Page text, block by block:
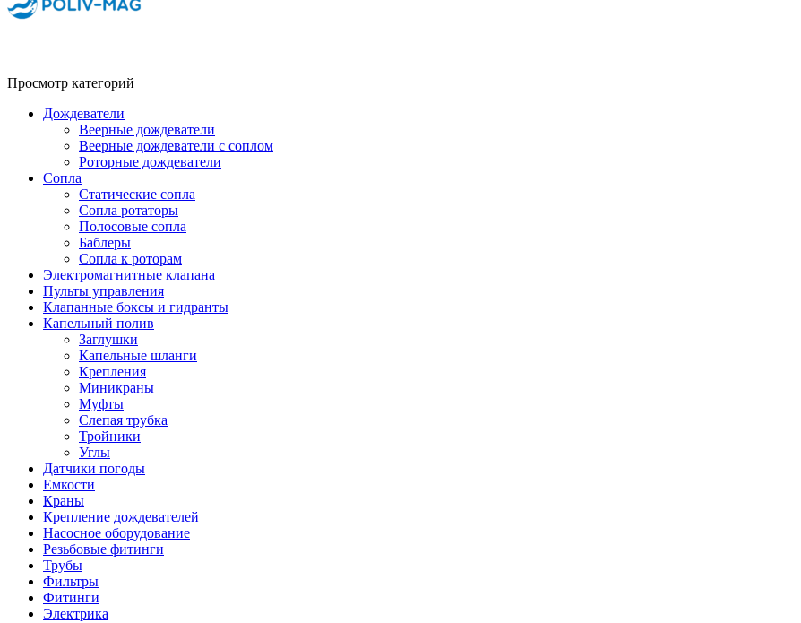
Просмотр категорий
Дождеватели
Веерные дождеватели
Веерные дождеватели с соплом
Роторные дождеватели
Сопла
Статические сопла
Сопла ротаторы
Полосовые сопла
Баблеры
Сопла к роторам
Электромагнитные клапана
Пульты управления
Клапанные боксы и гидранты
Капельный полив
Заглушки
Капельные шланги
Крепления
Миникраны
Муфты
Слепая трубка
Тройники
Углы
Датчики погоды
Емкости
Краны
Крепление дождевателей
Насосное оборудование
Резьбовые фитинги
Трубы
Фильтры
Фитинги
Электрика